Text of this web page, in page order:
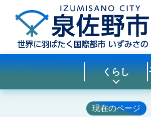
くらし
現在のページ